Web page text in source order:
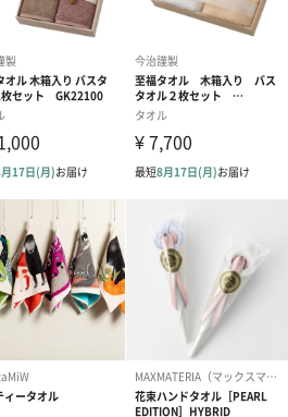
写真付きメッセージカ
ンク（680円）
【誕生日】
刷なし）（
ピンク（390円） グリーン（